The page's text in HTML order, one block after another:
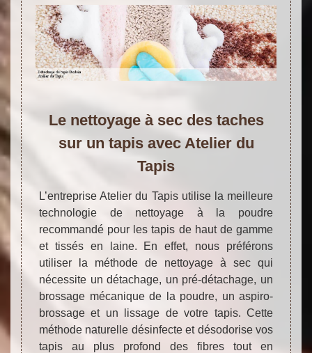
Le nettoyage à sec des taches
sur un tapis avec Atelier du
Tapis
L’entreprise Atelier du Tapis utilise la meilleure
technologie de nettoyage à la poudre
recommandé pour les tapis de haut de gamme
et tissés en laine. En effet, nous préférons
utiliser la méthode de nettoyage à sec qui
nécessite un détachage, un pré-détachage, un
brossage mécanique de la poudre, un aspiro-
brossage et un lissage de votre tapis. Cette
méthode naturelle désinfecte et désodorise vos
tapis au plus profond des fibres tout en